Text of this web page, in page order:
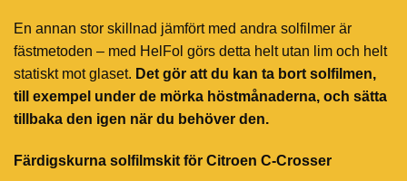
En annan stor skillnad jämfört med andra solfilmer är
fästmetoden – med HelFol görs detta helt utan lim och helt
statiskt mot glaset. Det gör att du kan ta bort solfilmen,
till exempel under de mörka höstmånaderna, och sätta
tillbaka den igen när du behöver den.
Färdigskurna solfilmskit för Citroen C-Crosser